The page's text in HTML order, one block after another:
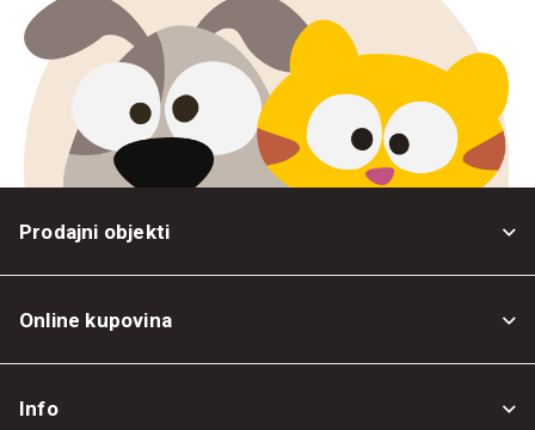
Prodajni objekti
Online kupovina
Info